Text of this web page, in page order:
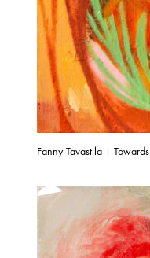
Fanny Tavastila | Towards